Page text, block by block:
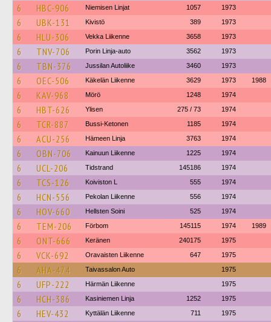
6 HBC-906 Niemisen Linjat 1057 1973
6 UBK-131 Kivistö 389 1973
6 HLU-306 Vekka Liikenne 3658 1973
6 TNV-706 Porin Linja-auto 3562 1973
6 TBN-376 Jussilan Autoliike 3460 1973
6 OEC-506 Käkelän Liikenne 3629 1973 1988
6 KAV-968 Mörö 1248 1974
6 HBT-626 Ylisen 275 / 73 1974
6 TCR-887 Bussi-Ketonen 1185 1974
6 ACU-256 Hämeen Linja 3763 1974
6 OBN-706 Kainuun Liikenne 1225 1974
6 UCL-206 Tidstrand 145186 1974
6 TCS-126 Koiviston L 555 1974
6 HCN-556 Pekolan Liikenne 556 1974
6 HOV-660 Hellsten Soini 525 1974
6 TEM-206 Förbom 145115 1974 1989
6 ONT-666 Keränen 240175 1975
6 VCK-692 Oravaisten Liikenne 647 1975
6 AHA-474 Taivassalon Auto 1975
6 UFP-222 Härmän Liikenne 1975
6 HCH-386 Kasiniemen Linja 1252 1975
6 HEV-432 Kyttälän Liikenne 711 1975